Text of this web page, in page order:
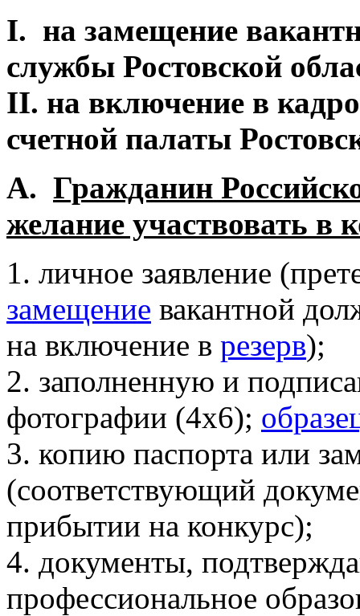
I. на замещение
службы Ростовской
II. на включение в
счетной палаты
А. Гражданин
желание участвовать в
1. личное заявление
замещение вакантной
на включение в резерв);
2. заполненную и
фотографии (4х6);
3. копию паспорта или
(соответствующий
прибытии на конкурс);
4. документы,
профессиональное